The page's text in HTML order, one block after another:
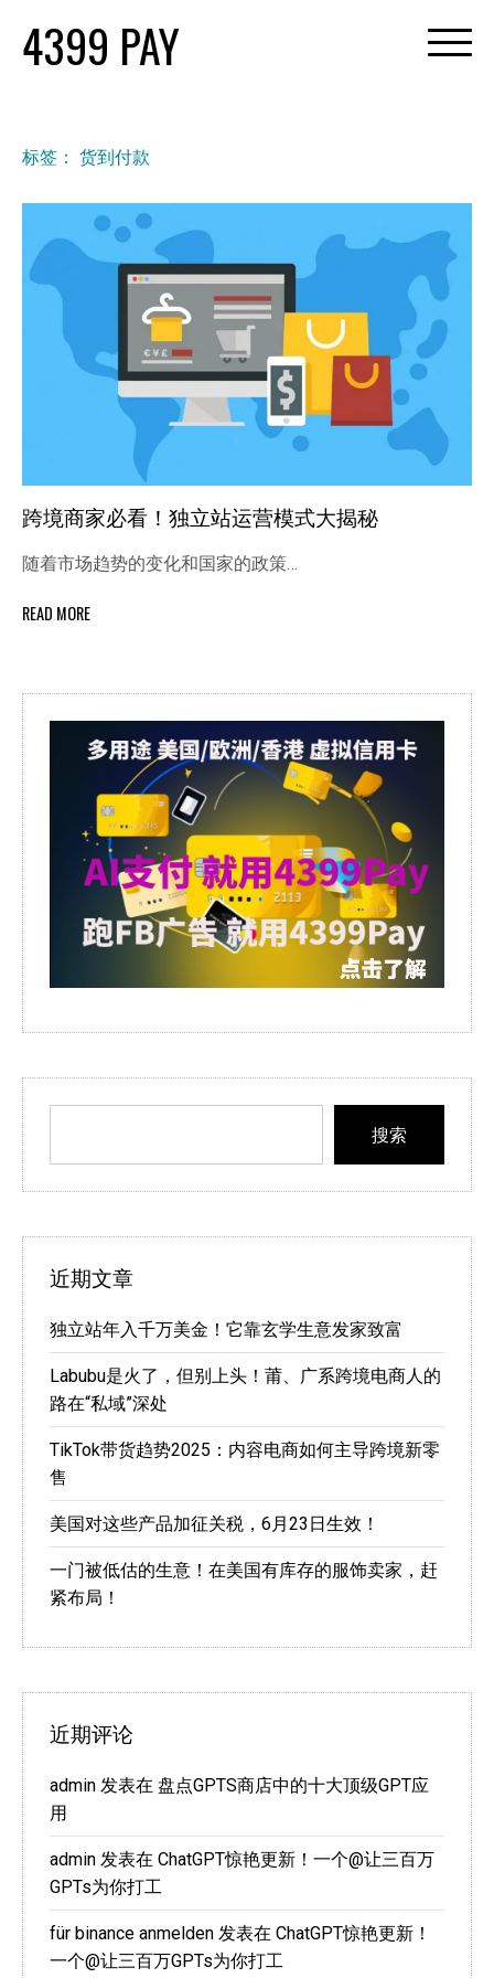
content
4399 PAY
标签： 货到付款
跨境商家必看！独立站运营模式大揭秘
随着市场趋势的变化和国家的政策…
READ MORE
搜索
近期文章
独立站年入千万美金！它靠玄学生意发家致富
Labubu是火了，但别上头！莆、广系跨境电商人的
路在“私域”深处
TikTok带货趋势2025：内容电商如何主导跨境新零
售
美国对这些产品加征关税，6月23日生效！
一门被低估的生意！在美国有库存的服饰卖家，赶
紧布局！
近期评论
admin 发表在 盘点GPTS商店中的十大顶级GPT应
用
admin 发表在 ChatGPT惊艳更新！一个@让三百万
GPTs为你打工
für binance anmelden 发表在 ChatGPT惊艳更新！
一个@让三百万GPTs为你打工